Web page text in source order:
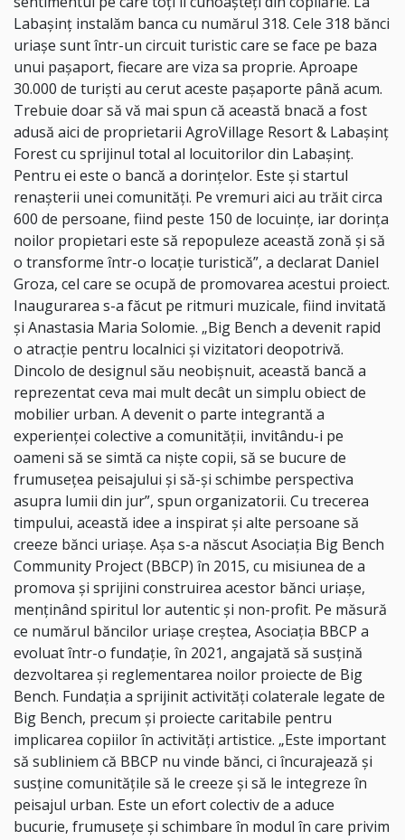
Labașinț instalăm banca cu numărul 318. Cele 318 bănci
uriașe sunt într-un circuit turistic care se face pe baza
unui pașaport, fiecare are viza sa proprie. Aproape
30.000 de turiști au cerut aceste pașaporte până acum.
Trebuie doar să vă mai spun că această bnacă a fost
adusă aici de proprietarii AgroVillage Resort & Labașinț
Forest cu sprijinul total al locuitorilor din Labașinț.
Pentru ei este o bancă a dorințelor. Este și startul
renașterii unei comunități. Pe vremuri aici au trăit circa
600 de persoane, fiind peste 150 de locuințe, iar dorința
noilor propietari este să repopuleze această zonă și să
o transforme într-o locație turistică”, a declarat Daniel
Groza, cel care se ocupă de promovarea acestui proiect.
Inaugurarea s-a făcut pe ritmuri muzicale, fiind invitată
și Anastasia Maria Solomie. „Big Bench a devenit rapid
o atracție pentru localnici și vizitatori deopotrivă.
Dincolo de designul său neobișnuit, această bancă a
reprezentat ceva mai mult decât un simplu obiect de
mobilier urban. A devenit o parte integrantă a
experienței colective a comunității, invitându-i pe
oameni să se simtă ca niște copii, să se bucure de
frumusețea peisajului și să-și schimbe perspectiva
asupra lumii din jur”, spun organizatorii. Cu trecerea
timpului, această idee a inspirat și alte persoane să
creeze bănci uriașe. Așa s-a născut Asociația Big Bench
Community Project (BBCP) în 2015, cu misiunea de a
promova și sprijini construirea acestor bănci uriașe,
menținând spiritul lor autentic și non-profit. Pe măsură
ce numărul băncilor uriașe creștea, Asociația BBCP a
evoluat într-o fundație, în 2021, angajată să susțină
dezvoltarea și reglementarea noilor proiecte de Big
Bench. Fundația a sprijinit activități colaterale legate de
Big Bench, precum și proiecte caritabile pentru
implicarea copiilor în activități artistice. „Este important
să subliniem că BBCP nu vinde bănci, ci încurajează și
susține comunitățile să le creeze și să le integreze în
peisajul urban. Este un efort colectiv de a aduce
bucurie, frumusețe și schimbare în modul în care privim